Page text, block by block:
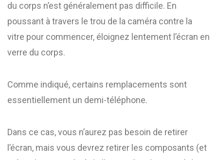
du corps n’est généralement pas difficile. En
poussant à travers le trou de la caméra contre la
vitre pour commencer, éloignez lentement l’écran en
verre du corps.
Comme indiqué, certains remplacements sont
essentiellement un demi-téléphone.
Dans ce cas, vous n’aurez pas besoin de retirer
l’écran, mais vous devrez retirer les composants (et